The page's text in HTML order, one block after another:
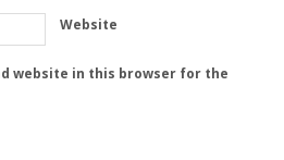
Website
website in this browser for the